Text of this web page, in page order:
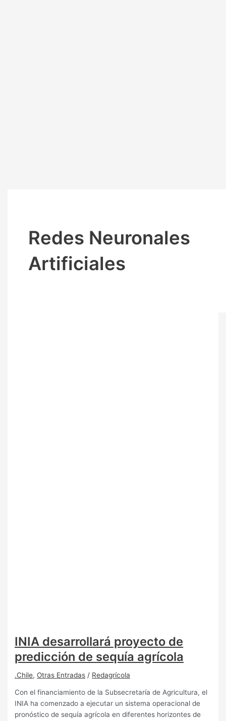
Redes Neuronales
Artificiales
INIA desarrollará proyecto de
predicción de sequía agrícola
.Chile, Otras Entradas / Redagrícola
Con el financiamiento de la Subsecretaría de Agricultura, el
INIA ha comenzado a ejecutar un sistema operacional de
pronóstico de sequía agrícola en diferentes horizontes de